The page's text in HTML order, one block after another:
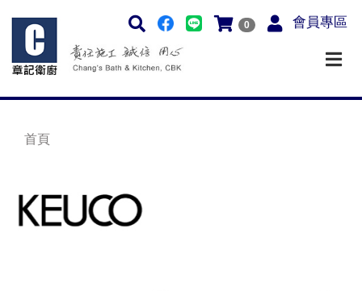
0 會員專區
首頁